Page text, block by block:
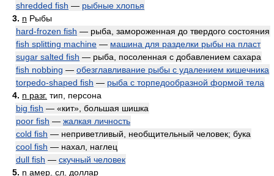
shredded fish — рыбные хлопья
3. n Рыбы
hard-frozen fish — рыба, замороженная до твердого состояния
fish splitting machine — машина для разделки рыбы на пласт
sugar salted fish — рыба, посоленная с добавлением сахара
fish nobbing — обезглавливание рыбы с удалением кишечника
torpedo-shaped fish — рыба с торпедообразной формой тела
4. n разг. тип, персона
big fish — «кит», большая шишка
poor fish — жалкая личность
cold fish — неприветливый, необщительный человек; бука
cool fish — нахал, наглец
dull fish — скучный человек
5. n амер. сл. доллар